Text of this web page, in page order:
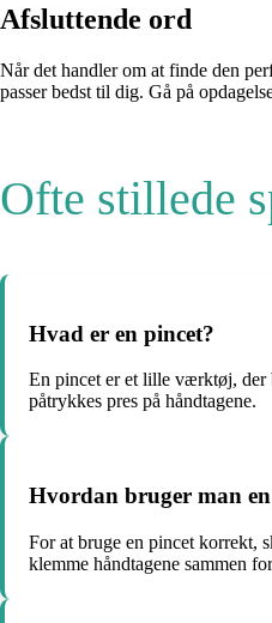
Afsluttende ord
Når det handler om at finde den
passer bedst til dig. Gå på
Ofte stillede
Hvad er en pincet?
En pincet er et lille værktøj, der
påtrykkes pres på håndtagene.
Hvordan bruger man
For at bruge en pincet korrekt,
klemme håndtagene sammen